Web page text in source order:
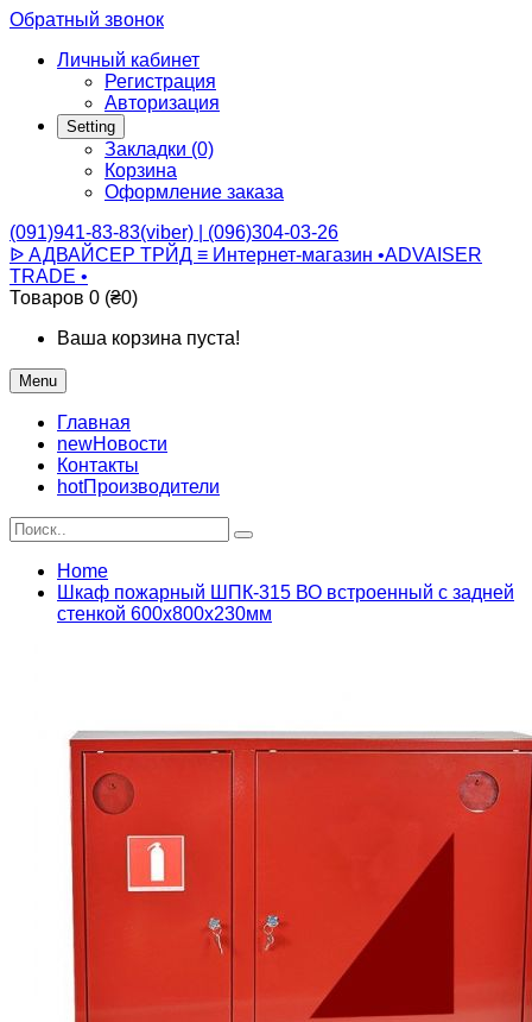
Обратный звонок
Личный кабинет
Регистрация
Авторизация
Setting
Закладки (0)
Корзина
Оформление заказа
(091)941-83-83(viber) | (096)304-03-26
ᐉ АДВАЙСЕР ТРЙД ≡ Интернет-магазин •ADVAISER
TRADE •
Товаров 0 (₴0)
Ваша корзина пуста!
Menu
Главная
newНовости
Контакты
hotПроизводители
Home
Шкаф пожарный ШПК-315 ВО встроенный с задней
стенкой 600х800х230мм